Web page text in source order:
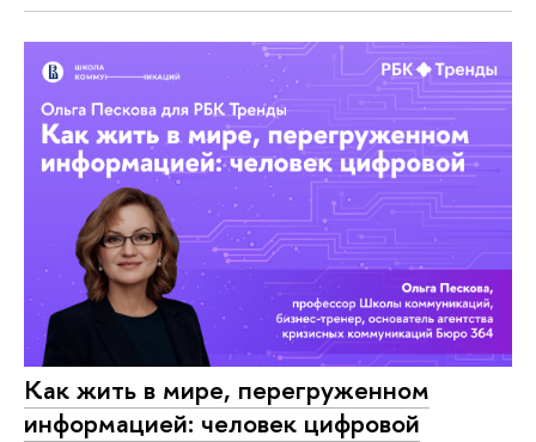
Как жить в мире, перегруженном
информацией: человек цифровой